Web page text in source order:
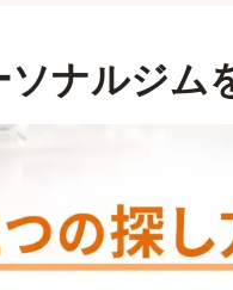
ナルジム